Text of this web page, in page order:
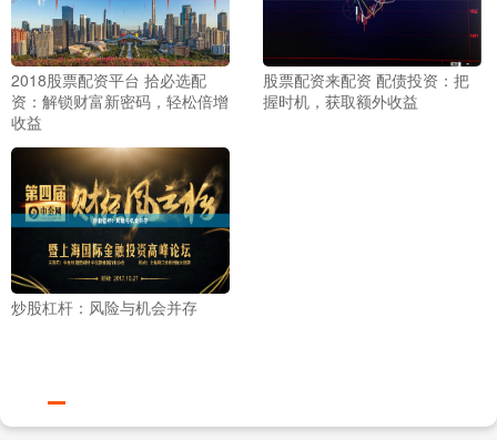
2018股票配资平台 拾必选配
资：解锁财富新密码，轻松倍增
收益
股票配资来配资 配债投资：把
握时机，获取额外收益
炒股杠杆：风险与机会并存